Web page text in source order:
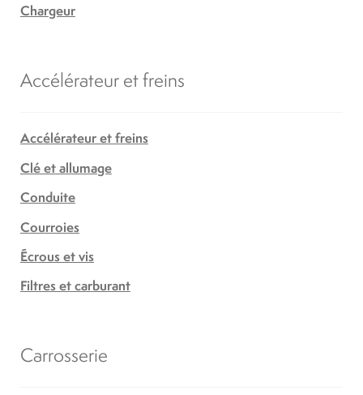
Chargeur
Accélérateur et freins
Accélérateur et freins
Clé et allumage
Conduite
Courroies
Écrous et vis
Filtres et carburant
Carrosserie